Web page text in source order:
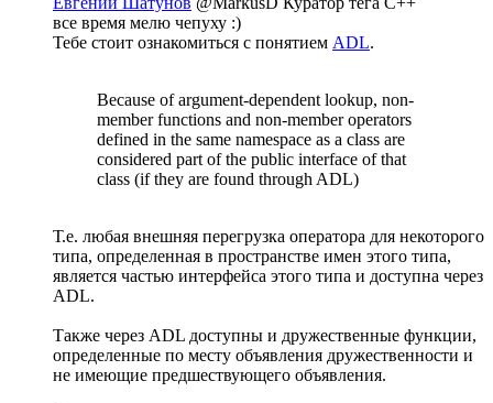
все время мелю чепуху :)
Тебе стоит ознакомиться с понятием ADL.
Because of argument-dependent lookup, non-
member functions and non-member operators
defined in the same namespace as a class are
considered part of the public interface of that
class (if they are found through ADL)
Т.е. любая внешняя перегрузка оператора для некоторого
типа, определенная в пространстве имен этого типа,
является частью интерфейса этого типа и доступна через
ADL.
Также через ADL доступны и дружественные функции,
определенные по месту объявления дружественности и
не имеющие предшествующего объявления.